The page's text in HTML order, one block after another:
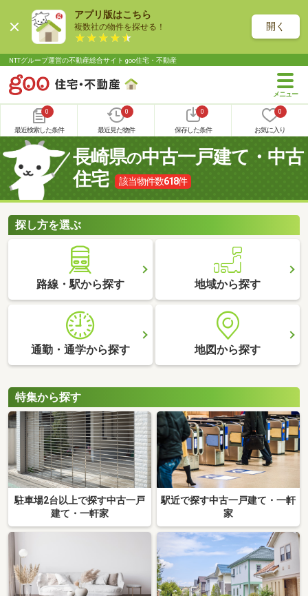
アプリ版はこちら
複数社の物件を探せる！ 開く
NTTグループ運営の不動産総合サイト goo住宅・不動産
0
最近検索した条件
0
最近見た物件
0
保存した条件
0
お気に入り
長崎県の中古一戸建て・中古
住宅
該当物件数618件
探し方を選ぶ
路線・駅から探す 地域から探す
通勤・通学から探す 地図から探す
特集から探す
駐車場2台以上で探す中古一戸
建て・一軒家
駅近で探す中古一戸建て・一軒
家